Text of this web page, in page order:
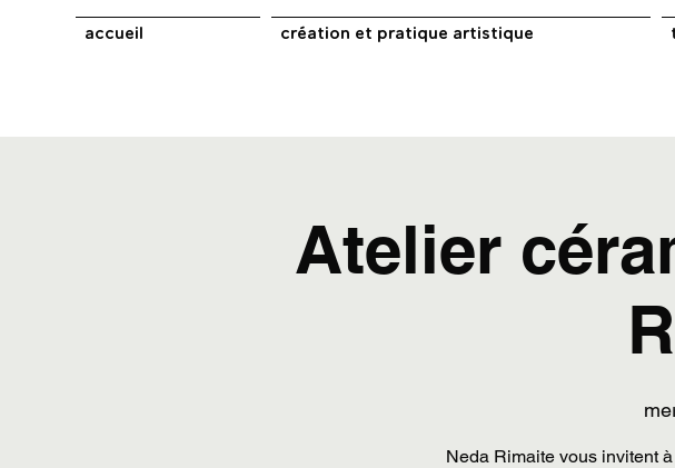
accueil création et pratique artistique
Atelier
Neda Rimaite vous invitent